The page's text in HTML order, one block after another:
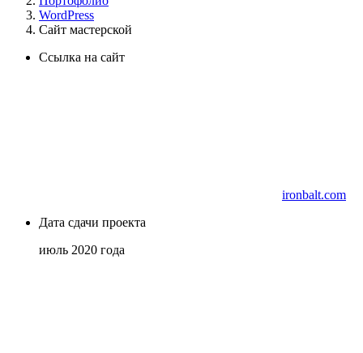
WordPress
Сайт мастерской
Ссылка на сайт
ironbalt.com
Дата сдачи проекта
июль 2020 года